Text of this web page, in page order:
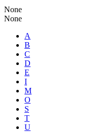
None
None
A
B
C
D
E
I
M
O
S
T
U